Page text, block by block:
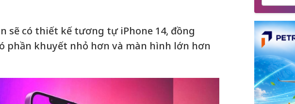
sẽ có thiết kế tương tự iPhone 14, đồng
phần khuyết nhỏ hơn và màn hình lớn hơn